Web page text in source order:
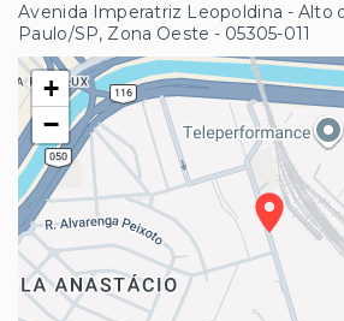
Avenida Imperatriz Leopoldina - Alto
Paulo/SP, Zona Oeste - 05305-011
+
−